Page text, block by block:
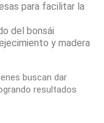
para facilitar la
del bonsái
y madera
buscan dar
resultados